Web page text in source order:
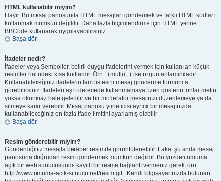
HTML kullanabilir miyim?
Hayır. Bu mesaj panosunda HTML mesajları göndermek ve farklı HTML kodları
kullanmak mümkün değildir. Daha fazla biçimlendirme için HTML yerine
BBCode kullanarak uygulayabilirsiniz.
Başa dön
İfadeler nedir?
İfadeler veya Semboller, belirli duygu ifadelerini vermek için kullanılan küçük
resimler halindeki kısa kodlardır. Örn. :) mutlu, :( ise üzgün anlamındadır.
Kullanabileceğiniz ifadelerin tam listesini mesaj gönderme formunda
görebilirsiniz. İfadeleri aşırı derecede kullanmamaya özen gösterin, onlar metin
yoksa okunmaz hale gelebilir ve bir moderatör mesajınızı düzenlemeye ya da
silmeye karar verebilir. Mesaj panosu yöneticisi ayrıca bir mesajınızda
kullanabileceğiniz en fazla ifade limitini ayarlamış olabilir
Başa dön
Resim gönderebilir miyim?
Gönderdiğiniz mesajla beraber resimde görüntülenebilir. Fakat şu anda mesaj
panosuna doğrudan resim göndermek mümkün değildir. Bu yüzden umuma
açık bir web sunucusunda kayıtlı bir resme bağlantı vermeniz gerek, örn.
http://www.umuma-acik-sunucu.net/resim.gif . Kendi bilgisayarınızda bulunan